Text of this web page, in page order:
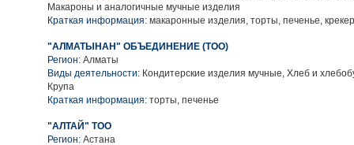
Макароны и аналогичные мучные изделия
Краткая информация: макаронные изделия, торты, печенье,
"АЛМАТЫНАН" ОБЪЕДИНЕНИЕ (ТОО)
Регион: Алматы
Виды деятельности: Кондитерские изделия мучные, Хлеб и
Крупа
Краткая информация: торты, печенье
"АЛТАЙ" ТОО
Регион: Астана